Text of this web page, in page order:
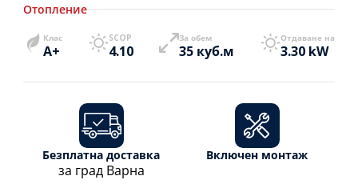
Отопление
Клас
A+
SCOP
4.10
За обем
35 куб.м
Отдаване на
3.30 kW
Безплатна доставка
за град Варна
Включен монтаж